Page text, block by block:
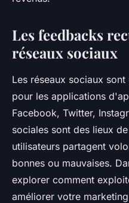
Les feedbacks
réseaux sociaux
Les réseaux sociaux
pour les applications
Facebook, Twitter,
sociales sont des lieux
utilisateurs partagent
bonnes ou mauvaises.
explorer comment
améliorer votre